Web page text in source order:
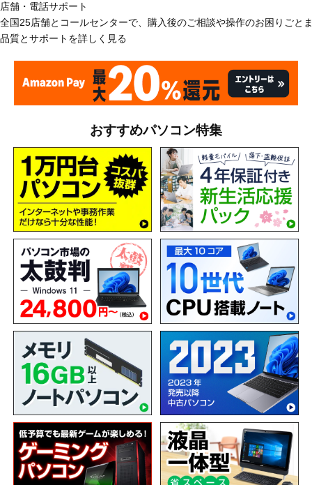
店舗・電話サポート
全国25店舗とコールセンターで、購入後のご相談や操作のお困りごと
品質とサポートを詳しく見る
おすすめパソコン特集